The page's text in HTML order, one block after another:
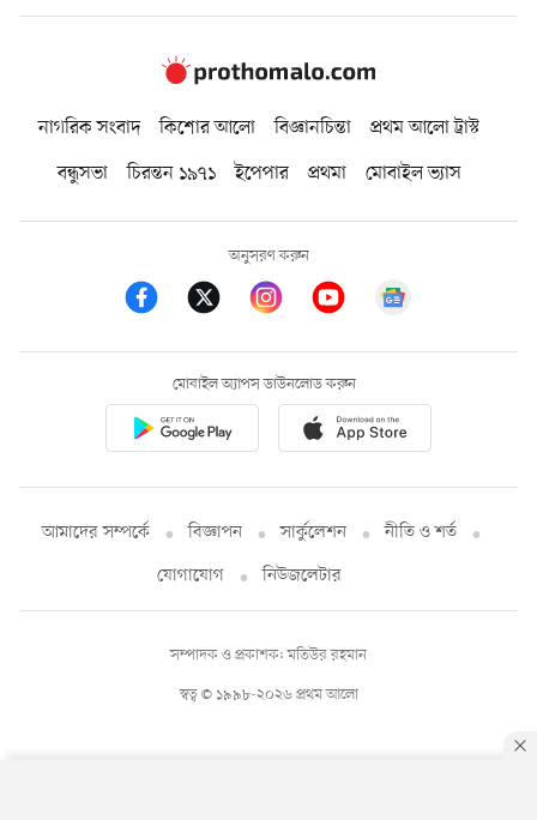
নাগরিক সংবাদ কিশোর আলো বিজ্ঞানচিন্তা
প্রথম আলো ট্রাস্ট
বন্ধুসভা
চিরন্তন ১৯৭১ ইপেপার প্রথমা মোবাইল ভ্যাস
অনুসরণ করুন
মোবাইল অ্যাপস ডাউনলোড করুন
আমাদের সম্পর্কে বিজ্ঞাপন সার্কুলেশন
নীতি ও শর্ত
যোগাযোগ
নিউজলেটার
স্বত্ব © ১৯৯৮-২০২৬ প্রথম আলো
সম্পাদক ও প্রকাশক: মতিউর রহমান